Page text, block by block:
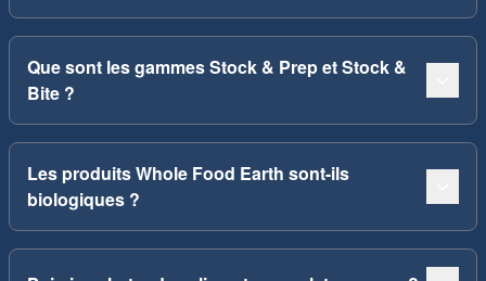
Que sont les gammes Stock & Prep et Stock &
Bite ?
Les produits Whole Food Earth sont-ils
biologiques ?